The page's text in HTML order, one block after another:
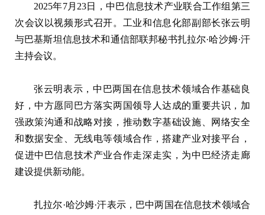
2025年7月23日，中巴信息技术产业联合工作组第三
次会议以视频形式召开。工业和信息化部副部长张云明
与巴基斯坦信息技术和通信部联邦秘书扎拉尔·哈沙姆·汗
主持会议。
张云明表示，中巴两国在信息技术领域合作基础良
好，中方愿同巴方落实两国领导人达成的重要共识，加
强政策沟通和战略对接，推动数字基础设施、网络安全
和数据安全、无线电等领域合作，搭建产业对接平台，
促进中巴信息技术产业合作走深走实，为中巴经济走廊
建设提供新动能。
扎拉尔·哈沙姆·汗表示，巴中两国在信息技术领域合